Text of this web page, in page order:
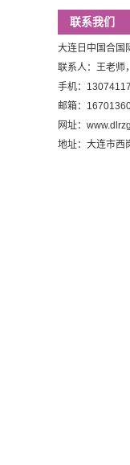
联系我们
大连日中国合国
联系人：王老师
手机：
邮箱：
网址：
地址：大连市西